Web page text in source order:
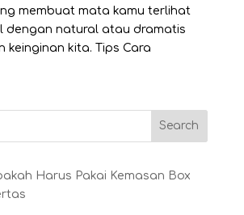
membuat mata kamu terlihat
dengan natural atau dramatis
keinginan kita. Tips Cara
Harus Pakai Kemasan Box